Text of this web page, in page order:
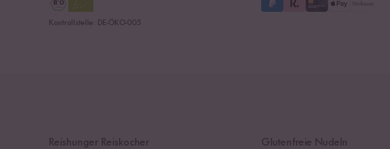
Kontrollstelle: DE-ÖKO-005
Reishunger Reiskocher
Glutenfreie Nudeln